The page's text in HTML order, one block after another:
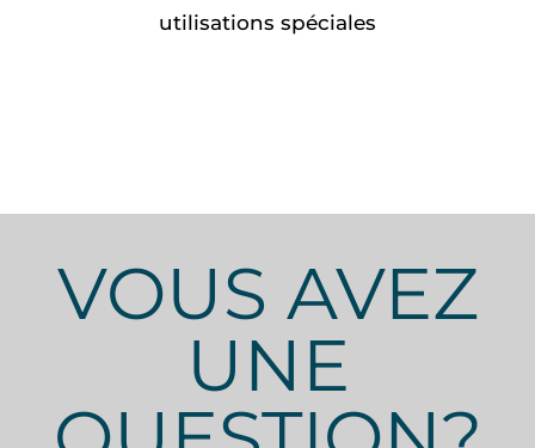
utilisations spéciales
VOUS AVEZ
UNE